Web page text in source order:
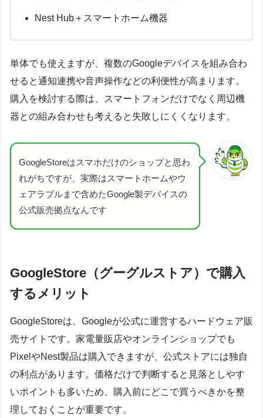
Nest Hub＋スマートホーム機器
単体でも使えますが、複数のGoogleデバイスを組み合わ
せると通知連携や音声操作などの利便性が高まります。
購入を検討する際は、スマートフォンだけでなく周辺機
器との組み合わせも考えると失敗しにくくなります。
GoogleStoreはスマホだけのショップと思わ
れがちですが、実際はスマートホームやウ
ェアラブルまで含めたGoogle製デバイスの
公式販売拠点なんです
GoogleStore（グーグルストア）で購入
するメリット
GoogleStoreは、Googleが公式に運営するハードウェア販
売サイトです。家電量販店やオンラインショップでも
PixelやNest製品は購入できますが、公式ストアには独自
の利点があります。価格だけで判断すると見落としやす
いポイントも多いため、購入前にどこで買うべきかを整
理しておくことが重要です。